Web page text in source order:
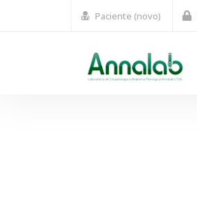
Paciente (novo)